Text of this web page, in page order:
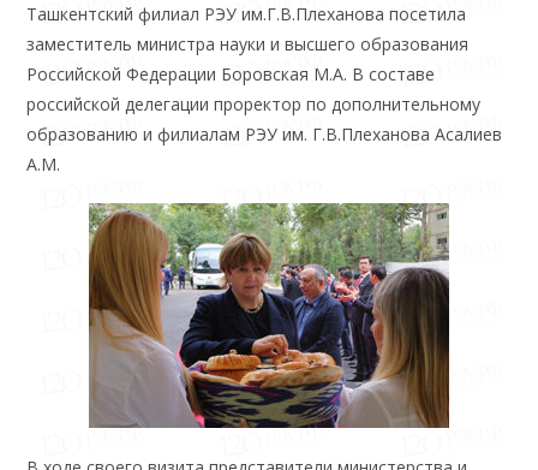
Ташкентский филиал РЭУ им.Г.В.Плеханова посетила
заместитель министра науки и высшего образования
Российской Федерации Боровская М.А. В составе
российской делегации проректор по дополнительному
образованию и филиалам РЭУ им. Г.В.Плеханова Асалиев
А.М.